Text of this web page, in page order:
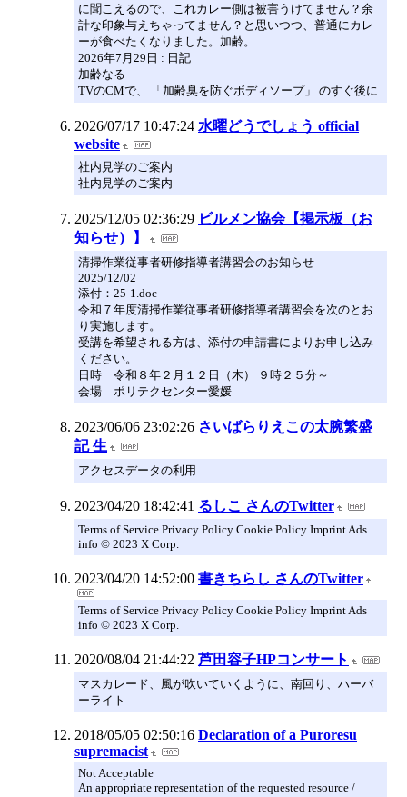
に聞こえるので、これカレー側は被害うけてません？余
計な印象与えちゃってません？と思いつつ、普通にカレ
ーが食べたくなりました。加齢。
2026年7月29日 : 日記
加齢なる
TVのCMで、 「加齢臭を防ぐボディソープ」 のすぐ後に
2026/07/17 10:47:24 水曜どうでしょう official
website
社内見学のご案内
社内見学のご案内
2025/12/05 02:36:29 ビルメン協会【掲示板（お
知らせ）】
清掃作業従事者研修指導者講習会のお知らせ
2025/12/02
添付：25-1.doc
令和７年度清掃作業従事者研修指導者講習会を次のとお
り実施します。
受講を希望される方は、添付の申請書によりお申し込み
ください。
日時 令和８年２月１２日（木） ９時２５分～
会場 ポリテクセンター愛媛
2023/06/06 23:02:26 さいばらりえこの太腕繁盛
記 生
アクセスデータの利用
2023/04/20 18:42:41 るしこ さんのTwitter
Terms of Service Privacy Policy Cookie Policy Imprint Ads
info © 2023 X Corp.
2023/04/20 14:52:00 書きちらし さんのTwitter
Terms of Service Privacy Policy Cookie Policy Imprint Ads
info © 2023 X Corp.
2020/08/04 21:44:22 芦田容子HPコンサート
マスカレード、風が吹いていくように、南回り、ハーバ
ーライト
2018/05/05 02:50:16 Declaration of a Puroresu
supremacist
Not Acceptable
An appropriate representation of the requested resource /